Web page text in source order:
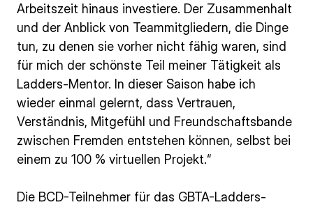
Arbeitszeit hinaus investiere. Der Zusammenhalt
und der Anblick von Teammitgliedern, die Dinge
tun, zu denen sie vorher nicht fähig waren, sind
für mich der schönste Teil meiner Tätigkeit als
Ladders-Mentor. In dieser Saison habe ich
wieder einmal gelernt, dass Vertrauen,
Verständnis, Mitgefühl und Freundschaftsbande
zwischen Fremden entstehen können, selbst bei
einem zu 100 % virtuellen Projekt.“
Die BCD-Teilnehmer für das GBTA-Ladders-